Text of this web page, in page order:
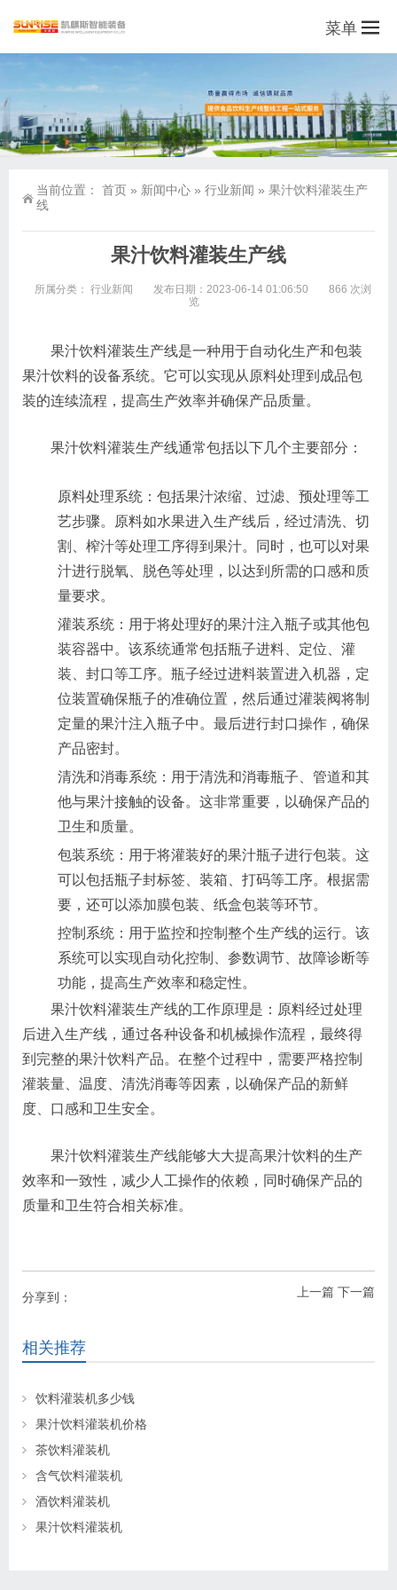
菜单
当前位置： 首页 » 新闻中心 » 行业新闻 » 果汁饮料灌装生产
线
果汁饮料灌装生产线
所属分类： 行业新闻 发布日期：2023-06-14 01:06:50
866 次浏
览
果汁饮料灌装生产线是一种用于自动化生产和包装
果汁饮料的设备系统。它可以实现从原料处理到成品包
装的连续流程，提高生产效率并确保产品质量。
果汁饮料灌装生产线通常包括以下几个主要部分：
原料处理系统：包括果汁浓缩、过滤、预处理等工
艺步骤。原料如水果进入生产线后，经过清洗、切
割、榨汁等处理工序得到果汁。同时，也可以对果
汁进行脱氧、脱色等处理，以达到所需的口感和质
量要求。
灌装系统：用于将处理好的果汁注入瓶子或其他包
装容器中。该系统通常包括瓶子进料、定位、灌
装、封口等工序。瓶子经过进料装置进入机器，定
位装置确保瓶子的准确位置，然后通过灌装阀将制
定量的果汁注入瓶子中。最后进行封口操作，确保
产品密封。
清洗和消毒系统：用于清洗和消毒瓶子、管道和其
他与果汁接触的设备。这非常重要，以确保产品的
卫生和质量。
包装系统：用于将灌装好的果汁瓶子进行包装。这
可以包括瓶子封标签、装箱、打码等工序。根据需
要，还可以添加膜包装、纸盒包装等环节。
控制系统：用于监控和控制整个生产线的运行。该
系统可以实现自动化控制、参数调节、故障诊断等
功能，提高生产效率和稳定性。
果汁饮料灌装生产线的工作原理是：原料经过处理
后进入生产线，通过各种设备和机械操作流程，最终得
到完整的果汁饮料产品。在整个过程中，需要严格控制
灌装量、温度、清洗消毒等因素，以确保产品的新鲜
度、口感和卫生安全。
果汁饮料灌装生产线能够大大提高果汁饮料的生产
效率和一致性，减少人工操作的依赖，同时确保产品的
质量和卫生符合相关标准。
上一篇 下一篇
分享到：
相关推荐
饮料灌装机多少钱
果汁饮料灌装机价格
茶饮料灌装机
含气饮料灌装机
酒饮料灌装机
果汁饮料灌装机